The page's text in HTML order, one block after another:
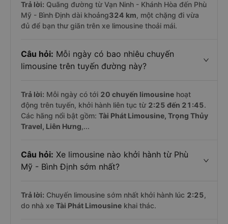
Trả lời: Quãng đường từ Vạn Ninh - Khánh Hòa đến Phù
Mỹ - Bình Định dài khoảng324 km, một chặng đi vừa
đủ để bạn thư giãn trên xe limousine thoải mái.
Câu hỏi: Mỗi ngày có bao nhiêu chuyến
limousine trên tuyến đường này?
Trả lời: Mỗi ngày có tới 20 chuyến limousine hoạt
động trên tuyến, khởi hành liên tục từ 2:25 đến 21:45.
Các hãng nổi bật gồm: Tài Phát Limousine, Trọng Thủy
Travel, Liên Hưng,...
Câu hỏi: Xe limousine nào khởi hành từ Phù
Mỹ - Bình Định sớm nhất?
Trả lời: Chuyến limousine sớm nhất khởi hành lúc 2:25,
do nhà xe Tài Phát Limousine khai thác.